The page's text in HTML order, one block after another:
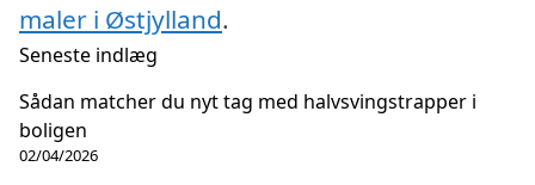
maler i Østjylland.
Seneste indlæg
Sådan matcher du nyt tag med halvsvingstrapper i
boligen
02/04/2026